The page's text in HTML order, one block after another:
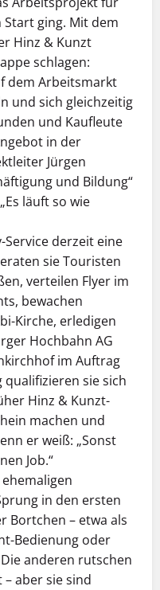
ging. Mit dem
Hinz & Kunzt
schlagen:
dem Arbeitsmarkt
und sich gleichzeitig
und Kaufleute
in der
Jürgen
und Bildung“
läuft so wie
derzeit eine
sie Touristen
verteilen Flyer im
bewachen
Kirche, erledigen
Hochbahn AG
im Auftrag
qualifizieren sie sich
Hinz & Kunzt-
machen und
er weiß: „Sonst
Job.“
in den ersten
Bortchen – etwa als
Bedienung oder
anderen rutschen
aber sie sind